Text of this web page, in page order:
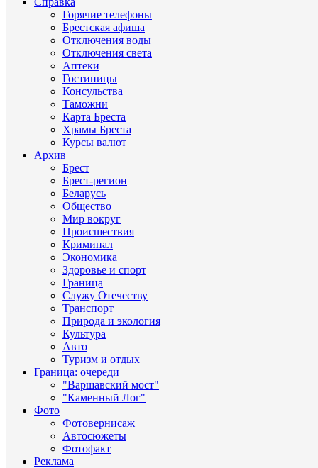
Горячие телефоны
Брестская афиша
Отключения воды
Отключения света
Аптеки
Гостиницы
Консульства
Таможни
Карта Бреста
Храмы Бреста
Курсы валют
Архив
Брест
Брест-регион
Беларусь
Общество
Мир вокруг
Происшествия
Криминал
Экономика
Здоровье и спорт
Граница
Служу Отечеству
Транспорт
Природа и экология
Культура
Авто
Туризм и отдых
Граница: очереди
"Варшавский мост"
"Каменный Лог"
Фото
Фотовернисаж
Автосюжеты
Фотофакт
Реклама